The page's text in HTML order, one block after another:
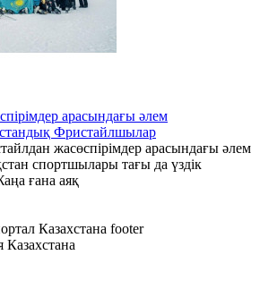
арасындағы әлем
Фристайлшылар
жасөспірімдер арасындағы әлем
спортшылары тағы да үздік
ғана аяқ
Казахстана